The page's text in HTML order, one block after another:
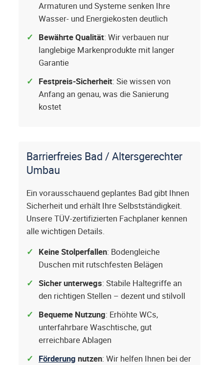
Armaturen und Systeme senken Ihre
Wasser- und Energiekosten deutlich
Bewährte Qualität: Wir verbauen nur
langlebige Markenprodukte mit langer
Garantie
Festpreis-Sicherheit: Sie wissen von
Anfang an genau, was die Sanierung
kostet
Barrierfreies Bad / Altersgerechter
Umbau
Ein vorausschauend geplantes Bad gibt Ihnen
Sicherheit und erhält Ihre Selbstständigkeit.
Unsere TÜV-zertifizierten Fachplaner kennen
alle wichtigen Details.
Keine Stolperfallen: Bodengleiche
Duschen mit rutschfesten Belägen
Sicher unterwegs: Stabile Haltegriffe an
den richtigen Stellen – dezent und stilvoll
Bequeme Nutzung: Erhöhte WCs,
unterfahrbare Waschtische, gut
erreichbare Ablagen
Förderung nutzen: Wir helfen Ihnen bei der